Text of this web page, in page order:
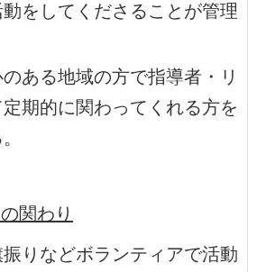
をしてくださることが管理
ある地域の方で指導者・リ
期的に関わってくれる方を
関わり
りなどボランティアで活動